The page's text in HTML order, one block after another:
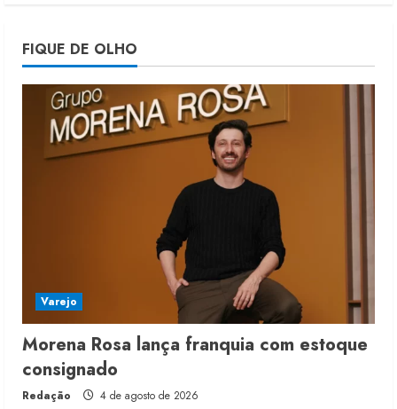
5
Morena Rosa lança franquia com
estoque consignado
4 de agosto de 2026
FIQUE DE OLHO
Varejo
Morena Rosa lança franquia com estoque
consignado
Redação 4 de agosto de 2026